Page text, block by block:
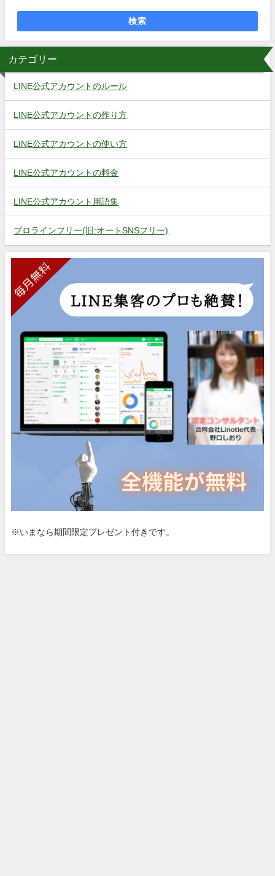
検索
カテゴリー
LINE公式アカウントのルール
LINE公式アカウントの作り方
LINE公式アカウントの使い方
LINE公式アカウントの料金
LINE公式アカウント用語集
プロラインフリー(旧:オートSNSフリー)
※いまなら期間限定プレゼント付きです。